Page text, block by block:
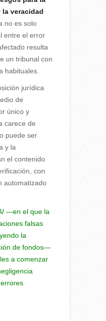
veracidad
no es solo
entre el error
resulta
un tribunal con
habituales.
jurídica
de
único y
carece de
puede ser
y la
el contenido
con
automatizado
—en el que la
falsas
la
de fondos—
a comenzar